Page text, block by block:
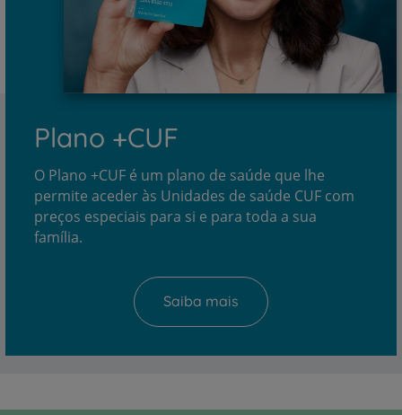
Plano +CUF
O Plano +CUF é um plano de saúde que lhe
permite aceder às Unidades de saúde CUF com
preços especiais para si e para toda a sua
família.
Saiba mais